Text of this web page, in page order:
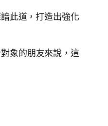
此道，打造出強化
象的朋友來說，這